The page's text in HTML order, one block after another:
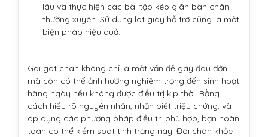
lâu và thực hiện các bài tập kéo giãn bàn chân
thường xuyên. Sử dụng lót giày hỗ trợ cũng là một
biện pháp hiệu quả.
Gai gót chân không chỉ là một vấn đề gây đau đớn
mà còn có thể ảnh hưởng nghiêm trọng đến sinh hoạt
hàng ngày nếu không được điều trị kịp thời. Bằng
cách hiểu rõ nguyên nhân, nhận biết triệu chứng, và
áp dụng các phương pháp điều trị phù hợp, bạn hoàn
toàn có thể kiểm soát tình trạng này. Đôi chân khỏe